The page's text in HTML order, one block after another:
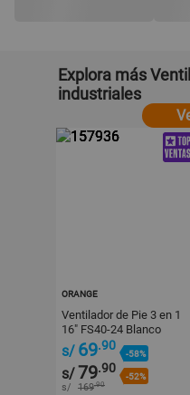
Explora más
industriales
ORANGE
Ventilador de Pie 3 en 1
16" FS40-24 Blanco
Orange - 3 Velocidades
s/ 69.90
-58%
s/79.90
-52%
s/ 169.90